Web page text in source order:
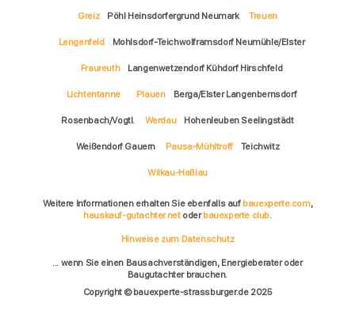
Greiz Pöhl Heinsdorfergrund Neumark Treuen
Lengenfeld Mohlsdorf-Teichwolframsdorf Neumühle/Elster
Fraureuth Langenwetzendorf Kühdorf Hirschfeld
Lichtentanne Plauen Berga/Elster Langenbernsdorf
Rosenbach/Vogtl. Werdau Hohenleuben Seelingstädt
Weißendorf Gauern Pausa-Mühltroff Teichwitz
Wilkau-Haßlau
Weitere Informationen erhalten Sie ebenfalls auf bauexperte.com,
hauskauf-gutachter.netoderbauexperte.club.
Hinweise zum Datenschutz
... wenn Sie einen Bausachverständigen, Energieberater oder
Baugutachter brauchen.
Copyright © bauexperte-strassburger.de 2025